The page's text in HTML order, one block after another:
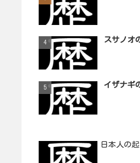
スサノオ
イザナギ
日本人の